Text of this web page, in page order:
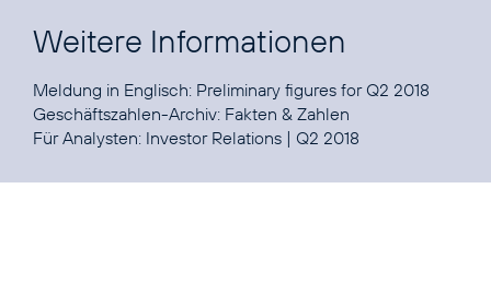
Weitere Informationen
Meldung in Englisch: Preliminary figures for Q2 2018
Geschäftszahlen-Archiv: Fakten & Zahlen
Für Analysten: Investor Relations | Q2 2018